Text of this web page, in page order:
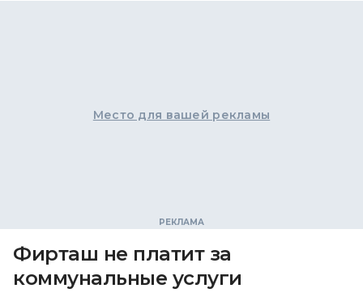
Место для вашей рекламы
Фирташ не платит за
коммунальные услуги